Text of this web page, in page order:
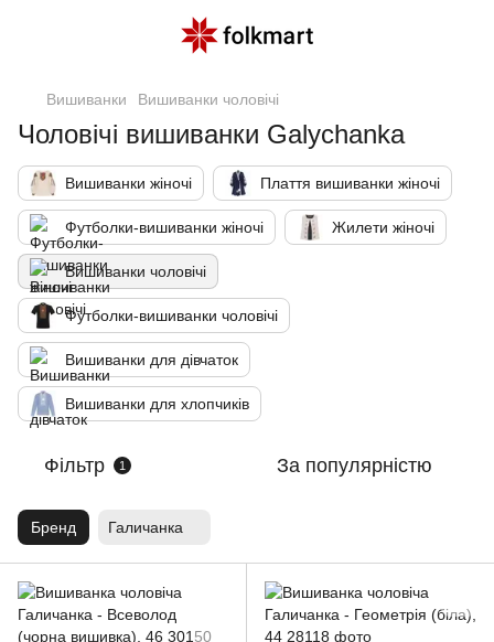
Вишиванки Вишиванки чоловічі
Чоловічі вишиванки Galychanka
Вишиванки жіночі Плаття вишиванки жіночі
Футболки-вишиванки жіночі Жилети жіночі
Вишиванки чоловічі
Футболки-вишиванки чоловічі
Вишиванки для дівчаток
Вишиванки для хлопчиків
Фільтр 1 За популярністю
Бренд Галичанка